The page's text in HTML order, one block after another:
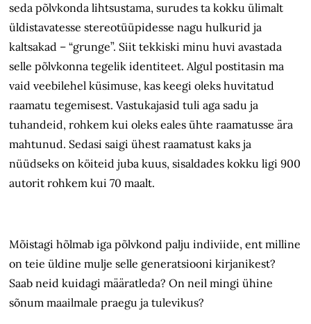
seda põlvkonda lihtsustama, surudes ta kokku ülimalt
üldistavatesse stereotüüpidesse nagu hulkurid ja
kaltsakad – “grunge”. Siit tekkiski minu huvi avastada
selle põlvkonna tegelik identiteet. Algul postitasin ma
vaid veebilehel küsimuse, kas keegi oleks huvitatud
raamatu tegemisest. Vastukajasid tuli aga sadu ja
tuhandeid, rohkem kui oleks eales ühte raamatusse ära
mahtunud. Sedasi saigi ühest raamatust kaks ja
nüüdseks on köiteid juba kuus, sisaldades kokku ligi 900
autorit rohkem kui 70 maalt.
Mõistagi hõlmab iga põlvkond palju indiviide, ent milline
on teie üldine mulje selle generatsiooni kirjanikest?
Saab neid kuidagi määratleda? On neil mingi ühine
sõnum maailmale praegu ja tulevikus?